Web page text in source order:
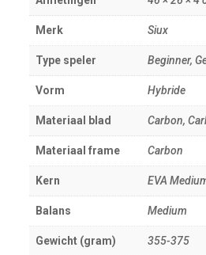
Merk Siux
Type speler Beginner,
Vorm Hybride
Materiaal blad Carbon,
Materiaal frame Carbon
Kern EVA
Balans Medium
Gewicht (gram) 355-375